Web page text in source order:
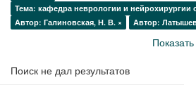
Тема: кафедра неврологии и нейрохирургии
Автор: Галиновская, Н. В. ×
Автор:
Поиск не дал результатов